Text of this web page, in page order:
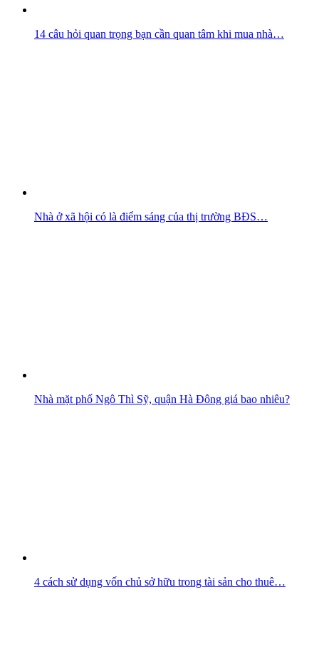
14 câu hỏi quan trọng bạn cần quan tâm khi mua nhà…
Nhà ở xã hội có là điểm sáng của thị trường BĐS…
Nhà mặt phố Ngô Thì Sỹ, quận Hà Đông giá bao nhiêu?
4 cách sử dụng vốn chủ sở hữu trong tài sản cho thuê…